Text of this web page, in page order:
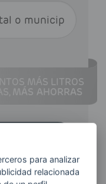
MÁS LITROS
MÁS AHORRAS
para analizar
relacionada